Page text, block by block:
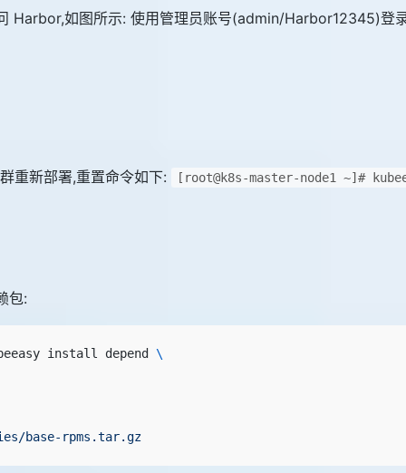
Harbor,如图所示: 使用管理员账号(admin/Harbor12345)登
重新部署,重置命令如下: [root@k8s-master-node1 ~]#
包:
install depend \
base-rpms.tar.gz